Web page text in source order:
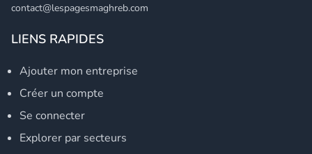
contact@lespagesmaghreb.com
LIENS RAPIDES
Ajouter mon entreprise
Créer un compte
Se connecter
Explorer par secteurs